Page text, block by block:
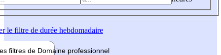
le filtre de durée hebdomadaire
filtres de Domaine professionnel